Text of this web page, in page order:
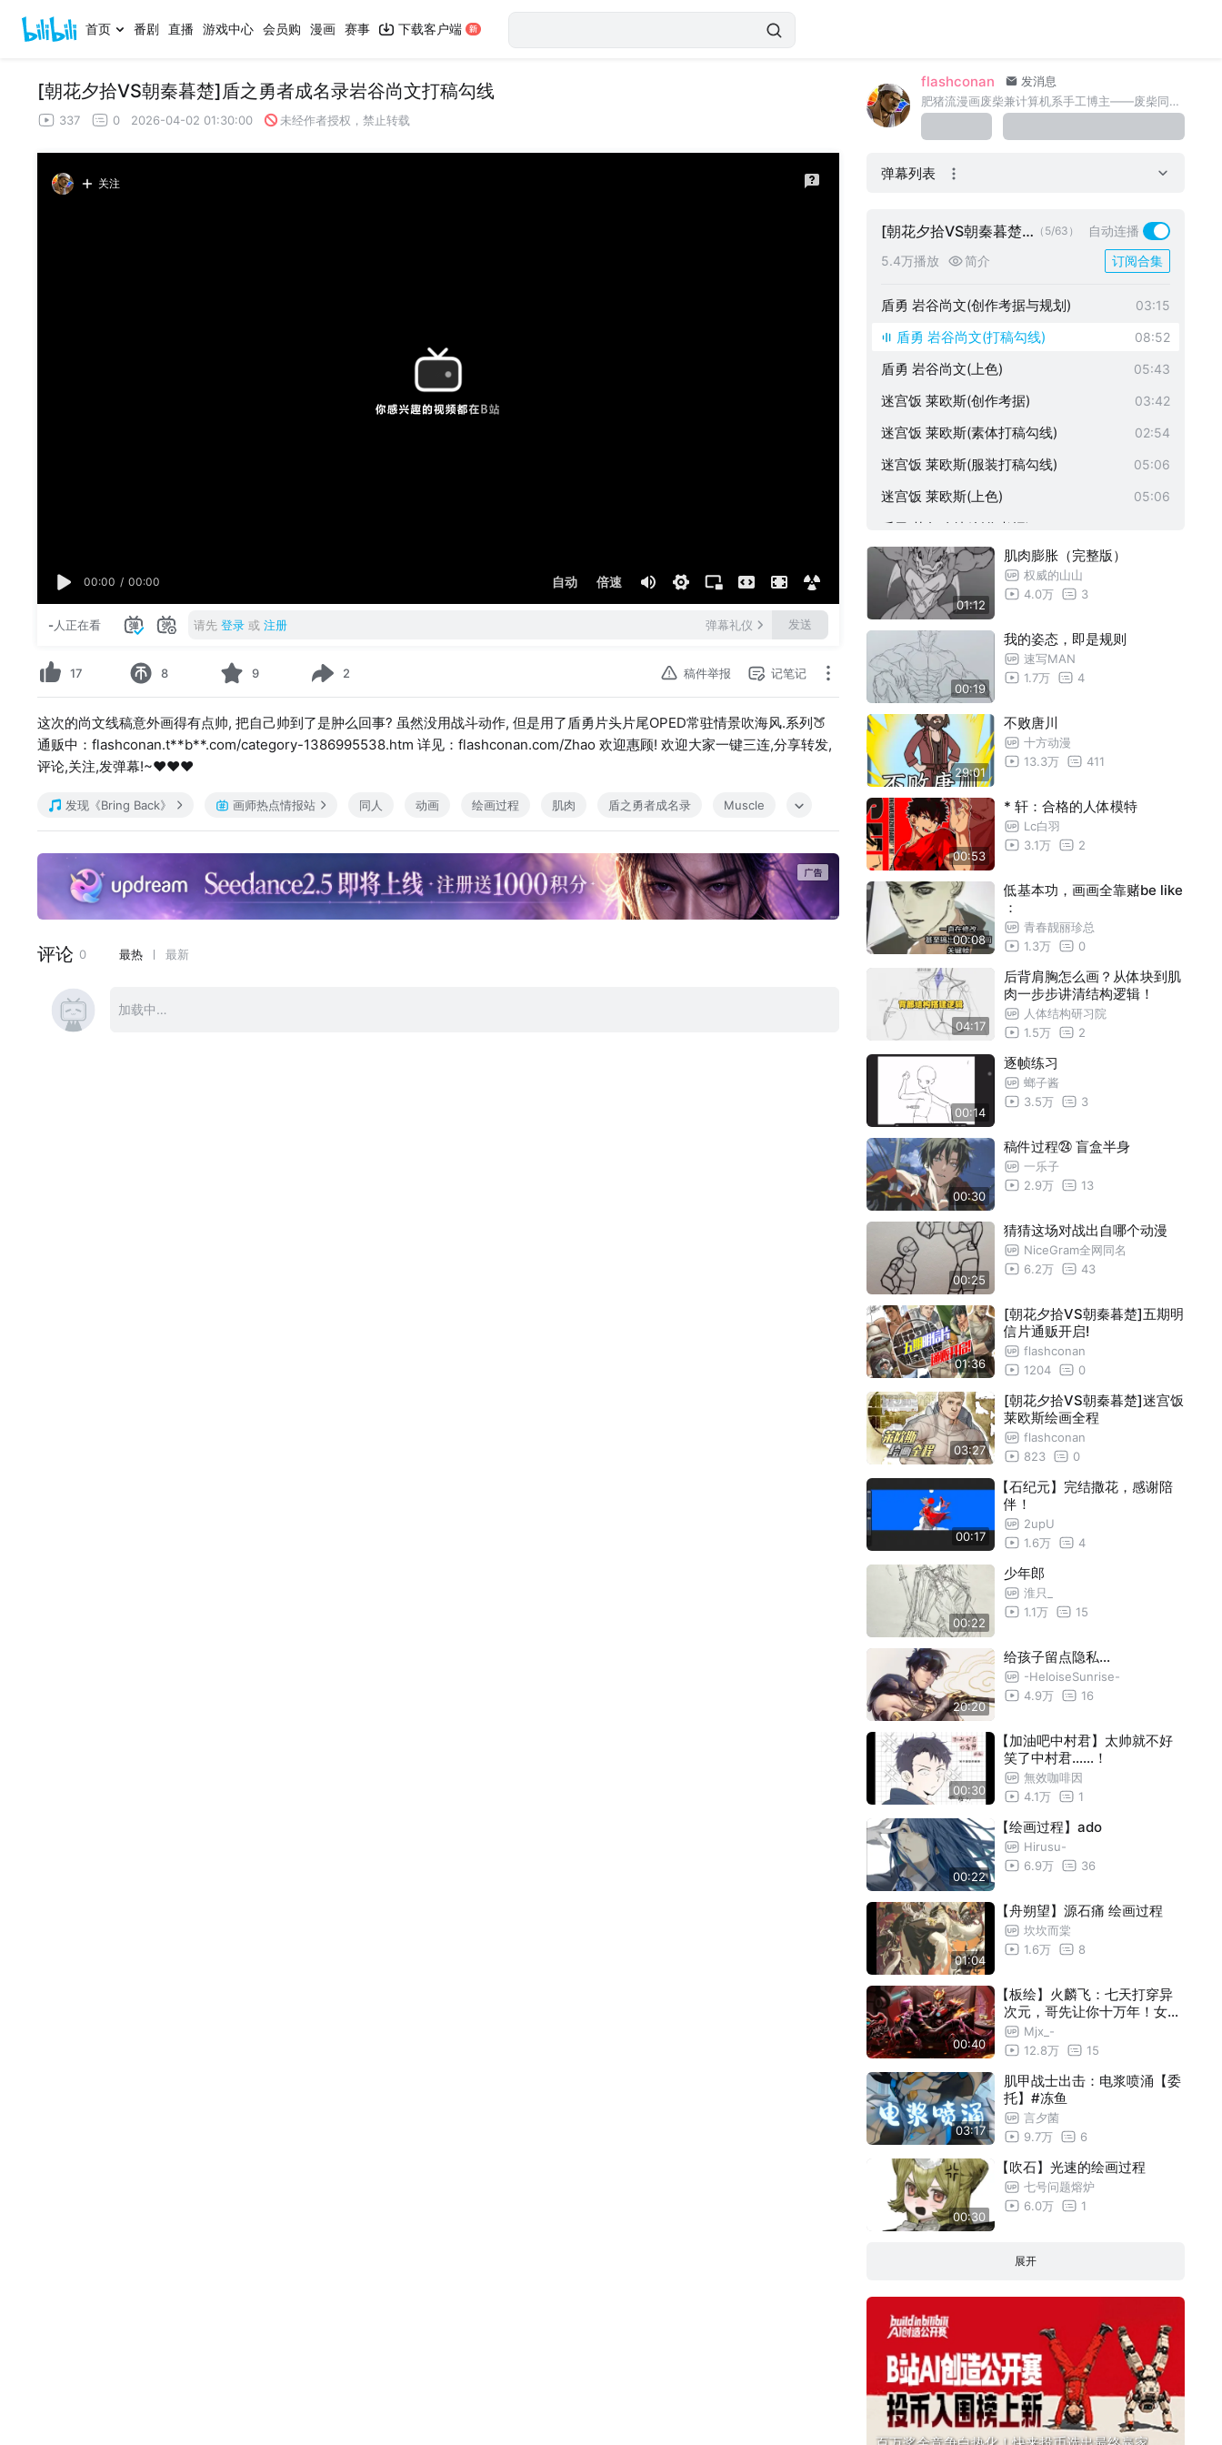
首页 番剧 直播 游戏中心 会员购 漫画 赛事 下载客户端
[朝花夕拾VS朝秦暮楚]盾之勇者成名录岩谷尚文打稿勾线
337 0 2026-04-02 01:30:00 未经作者授权，禁止转载
关注
00:00 / 00:00 自动 倍速
-人正在看 请先 登录 或 注册 弹幕礼仪 发送
17 8 9 2 稿件举报 记笔记
这次的尚文线稿意外画得有点帅, 把自己帅到了是肿么回事? 虽然没用战斗动作, 但是用了盾勇片头片尾OPED常驻情景吹海风.系列🍑
通贩中：flashconan.t**b**.com/category-1386995538.htm 详见：flashconan.com/Zhao 欢迎惠顾! 欢迎大家一键三连,分享转发,
评论,关注,发弹幕!~❤❤❤
发现《Bring Back》 画师热点情报站 同人 动画 绘画过程 肌肉 盾之勇者成名录 Muscle
flashconan
发消息
肥猪流漫画废柴兼计算机系手工博主——废柴同内啥叔。flashconanACG绘画同好交流 QQ群：202237257
弹幕列表
[朝花夕拾VS朝秦暮楚]
（5/63）
自动连播
5.4万播放
简介 订阅合集
神海 内森德雷克(打稿勾线) 07:58
神海 内森德雷克(上色) 04:05
盾勇 岩谷尚文(创作考据与规划) 03:15
盾勇 岩谷尚文(打稿勾线) 08:52
盾勇 岩谷尚文(上色) 05:43
迷宫饭 莱欧斯(创作考据) 03:42
迷宫饭 莱欧斯(素体打稿勾线) 02:54
迷宫饭 莱欧斯(服装打稿勾线) 05:06
迷宫饭 莱欧斯(上色) 05:06
盾勇 艾尔哈特(创作考据)
盾勇 艾尔哈特(打稿勾线)
盾勇 艾尔哈特(上色)
迷宫饭 森西(创作考据)
迷宫饭 森西(打稿勾线)
迷宫饭 森西(上色)
迷宫饭 森西(明信片展示)
黑神话:悟空特别篇明信片印量调查
黑神话:悟空 马天霸(打稿勾线)
黑神话:悟空 马天霸(上色)
黑神话:悟空 黑风大王(打稿勾线)
黑神话:悟空 黑风大王(上色)
黑神话:悟空 黑风大王/黑熊精(明信片展
示)
黑神话:悟空 皓斧力士(打稿勾线)
黑神话:悟空 皓斧力士(上色) 07:00
黑神话:悟空 皓斧力士(明信片展示+下作
抽签)
01:47
黑神话:悟空 黑熊精(打稿勾线)
黑神话:悟空 黑熊精(上色)
黑神话:悟空 黑熊精(B款明信片展示+下
作抽签)
黑神话:悟空 不能(打稿勾线)
黑神话:悟空 不能(上色)
黑神话:悟空 不能(明信片展示+下作抽签)
黑神话:悟空 天蓬元帅(打稿勾线) 07:19
黑神话:悟空 天蓬元帅(上色)
黑神话:悟空 天蓬元帅(明信片展示+下作
抽签)
黑神话:悟空 猪八戒(打稿勾线) 05:40
黑神话:悟空 猪八戒(上色)
悟空特别篇专页+八戒明信片+下作抽签
BLEACH 阿散井恋次(打稿勾线)
BLEACH 阿散井恋次(上色+刺青)
转史 维鲁德拉(素体打稿勾线) 05:21
转史 维鲁德拉(服装打稿勾线)
转史 维鲁德拉(服装上色)
转史 维鲁德拉(素体上色)
转史 维鲁德拉(与利姆路互动彩蛋)
转史 矮人王(素体下装打稿勾线)
转史 矮人王(铠甲外装打稿勾线)
转史 矮人王(素体下装上色)
转史 矮人王(铠甲外装上色) 03:41
转史 矮人王 (与利姆路互动彩蛋)
转史 村长(打稿)
转史 村长(勾线)
转史 村长(上色+与利姆路互动彩蛋)
转史 岚牙(B版)打稿
转史 岚牙(B版)勾线
转史 岚牙(B版)上色+与利姆路互动彩蛋
转史 岚牙(A版)打稿 04:03
转史 岚牙(A版)勾线
转史 岚牙(A版)上色+与利姆路互动彩蛋
转史 凯金(打稿) 13:06
转史 凯金(勾线)
转史 凯金(与利姆路互动彩蛋)
01:12
肌肉膨胀（完整版）
权威的山山
4.0万
3
00:19
我的姿态，即是规则
速写MAN
1.7万
4
29:01
不败唐川
十方动漫
13.3万
411
00:53
* 轩：合格的人体模特
Lc白羽
3.1万
2
00:08
低基本功，画画全靠赌be like
：
青春靓丽珍总
1.3万
0
04:17
后背肩胸怎么画？从体块到肌
肉一步步讲清结构逻辑！
人体结构研习院
1.5万
2
00:14
逐帧练习
螂子酱
3.5万
3
00:30
稿件过程㉔ 盲盒半身
一乐子
2.9万
13
00:25
猜猜这场对战出自哪个动漫
NiceGram全网同名
6.2万
43
01:36
[朝花夕拾VS朝秦暮楚]五期明
信片通贩开启!
flashconan
1204
0
03:27
[朝花夕拾VS朝秦暮楚]迷宫饭
莱欧斯绘画全程
flashconan
823
0
00:17
【石纪元】完结撒花，感谢陪
伴！
2upU
1.6万
4
00:22
少年郎
淮只_
1.1万
15
20:20
给孩子留点隐私…
-HeloiseSunrise-
4.9万
16
00:30
【加油吧中村君】太帅就不好
笑了中村君……！
無效咖啡因
4.1万
1
00:22
【绘画过程】ado
Hirusu-
6.9万
36
01:04
【舟朔望】源石痛 绘画过程
坎坎而棠
1.6万
8
00:40
【板绘】火麟飞：七天打穿异
次元，哥先让你十万年！女人
和胜利我都要！
Mjx_-
12.8万
15
03:17
肌甲战士出击：电浆喷涌【委
托】#冻鱼
言夕菌
9.7万
6
00:30
【吹石】光速的绘画过程
七号问题熔炉
6.0万
1
展开